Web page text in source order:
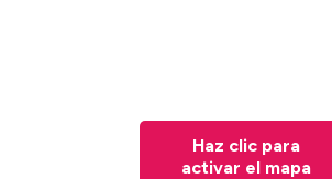
Haz clic para
activar el mapa